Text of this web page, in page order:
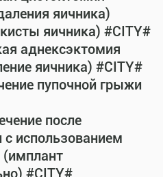
яичника)
яичника) #CITY#
аднексэктомия
яичника) #CITY#
пупочной грыжи
после
использованием
(имплант
#CITY#